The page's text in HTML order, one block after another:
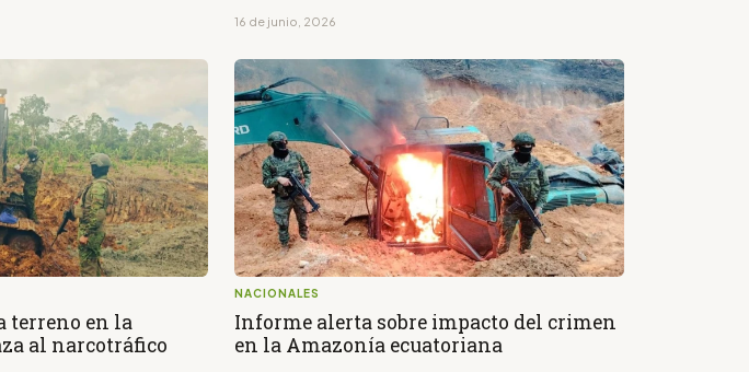
16 de junio, 2026
terreno en la
al narcotráfico
NACIONALES
Informe alerta sobre impacto del crimen
en la Amazonía ecuatoriana